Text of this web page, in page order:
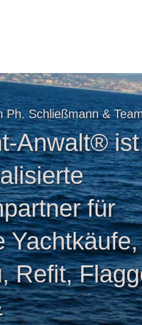
Ph. Schließmann &
Anwalt® ist
für
Yachtkäufe,
Refit,